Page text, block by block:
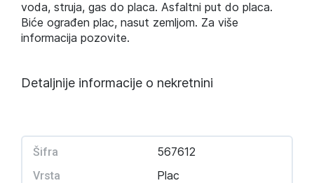
voda, struja, gas do placa. Asfaltni put do placa.
Biće ograđen plac, nasut zemljom. Za više
informacija pozovite.
Detaljnije informacije o nekretnini
Šifra 567612
Vrsta Plac